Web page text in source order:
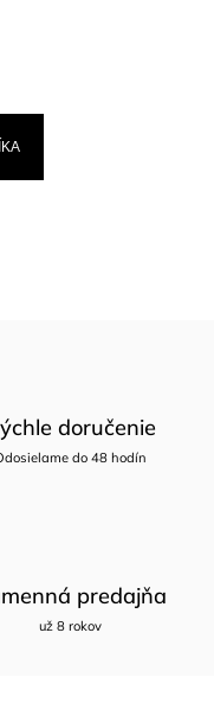
doručenie
do 48 hodín
predajňa
už 8 rokov